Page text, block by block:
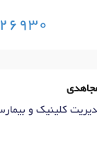
کلینیک و